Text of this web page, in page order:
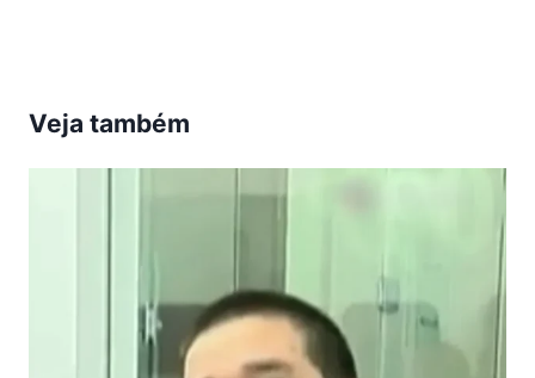
Veja também